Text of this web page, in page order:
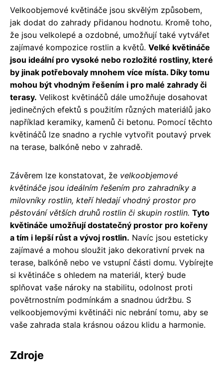
Velkoobjemové květináče jsou skvělým způsobem,
jak dodat do zahrady přidanou hodnotu. Kromě toho,
že jsou velkolepé a ozdobné, umožňují také vytvářet
zajímavé kompozice rostlin a květů. Velké květináče
jsou ideální pro vysoké nebo rozložité rostliny, které
by jinak potřebovaly mnohem více místa. Díky tomu
mohou být vhodným řešením i pro malé zahrady či
terasy. Velikost květináčů dále umožňuje dosahovat
jedinečných efektů s použitím různých materiálů jako
například keramiky, kamenů či betonu. Pomocí těchto
květináčů lze snadno a rychle vytvořit poutavý prvek
na terase, balkóně nebo v zahradě.
Závěrem lze konstatovat, že velkoobjemové
květináče jsou ideálním řešením pro zahradníky a
milovníky rostlin, kteří hledají vhodný prostor pro
pěstování větších druhů rostlin či skupin rostlin. Tyto
květináče umožňují dostatečný prostor pro kořeny
a tím i lepší růst a vývoj rostlin. Navíc jsou esteticky
zajímavé a mohou sloužit jako dekorativní prvek na
terase, balkóně nebo ve vstupní části domu. Vybírejte
si květináče s ohledem na materiál, který bude
splňovat vaše nároky na stabilitu, odolnost proti
povětrnostním podmínkám a snadnou údržbu. S
velkoobjemovými květináči nic nebrání tomu, aby se
vaše zahrada stala krásnou oázou klidu a harmonie.
Zdroje